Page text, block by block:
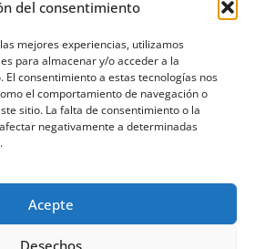
del consentimiento
mejores experiencias, utilizamos
para almacenar y/o acceder a la
El consentimiento a estas tecnologías nos
el comportamiento de navegación o
sitio. La falta de consentimiento o la
negativamente a determinadas
Acepte
Desechos
y noticias directamente en su